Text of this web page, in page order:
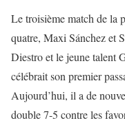
Le troisième match de la
quatre, Maxi Sánchez et
Diestro et le jeune talent
célébrait son premier
Aujourd’hui, il a de
double 7-5 contre les